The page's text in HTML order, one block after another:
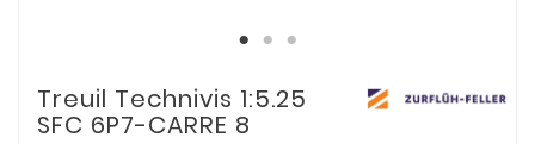
Treuil Technivis 1:5.25
SFC 6P7-CARRE 8